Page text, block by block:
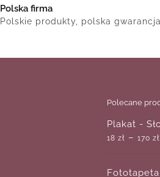
Polska firma
Polskie produkty, polska gwarancja
Polecane
Plakat -
18 zł – 170 zł